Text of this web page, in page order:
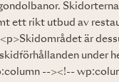
ett rikt utbud av
är
under
--><!--